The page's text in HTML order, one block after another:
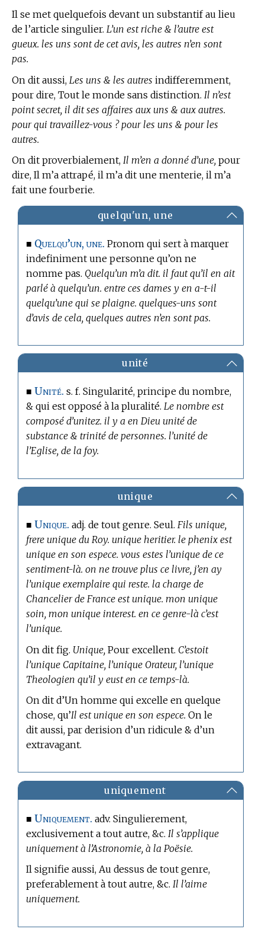
Il se met quelquefois devant un substantif au lieu
de l’article singulier. L’un est riche & l’autre est
gueux. les uns sont de cet avis, les autres n’en sont
pas.
On dit aussi, Les uns & les autres indifferemment,
pour dire, Tout le monde sans distinction. Il n’est
point secret, il dit ses affaires aux uns & aux autres.
pour qui travaillez-vous ? pour les uns & pour les
autres.
On dit proverbialement, Il m’en a donné d’une, pour
dire, Il m’a attrapé, il m’a dit une menterie, il m’a
fait une fourberie.
quelqu'un, une
■ Quelqu’un, une. Pronom qui sert à marquer
indefiniment une personne qu’on ne
nomme pas. Quelqu’un m’a dit. il faut qu’il en ait
parlé à quelqu’un. entre ces dames y en a-t-il
quelqu’une qui se plaigne. quelques-uns sont
d’avis de cela, quelques autres n’en sont pas.
unité
■Unité. s. f. Singularité, principe du nombre,
& qui est opposé à la pluralité.Le nombre est
composé d’unitez. il y a en Dieu unité de
substance & trinité de personnes. l’unité de
l’Eglise, de la foy.
unique
■Unique. adj. de tout genre. Seul. Fils unique,
frere unique du Roy. unique heritier. le phenix est
unique en son espece. vous estes l’unique de ce
sentiment-là. on ne trouve plus ce livre, j’en ay
l’unique exemplaire qui reste. la charge de
Chancelier de France est unique. mon unique
soin, mon unique interest. en ce genre-là c’est
l’unique.
On dit fig. Unique, Pour excellent. C’estoit
l’unique Capitaine, l’unique Orateur, l’unique
Theologien qu’il y eust en ce temps-là.
On dit d’Un homme qui excelle en quelque
chose, qu’Il est unique en son espece. On le
dit aussi, par derision d’un ridicule & d’un
extravagant.
uniquement
■Uniquement. adv. Singulierement,
exclusivement a tout autre, &c. Il s’applique
uniquement à l’Astronomie, à la Poësie.
Il signifie aussi, Au dessus de tout genre,
preferablement à tout autre, &c.Il l’aime
uniquement.